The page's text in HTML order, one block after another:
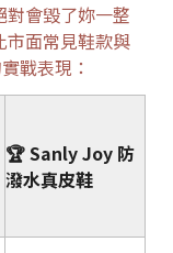
會毀了妳一整
市面常見鞋款與
戰表現：
🏆 Sanly Joy 防
潑水真皮鞋